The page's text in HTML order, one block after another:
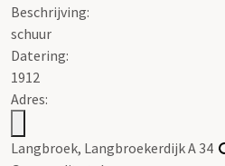
Beschrijving:
schuur
Datering:
1912
Adres:
Langbroek, Langbroekerdijk A 34